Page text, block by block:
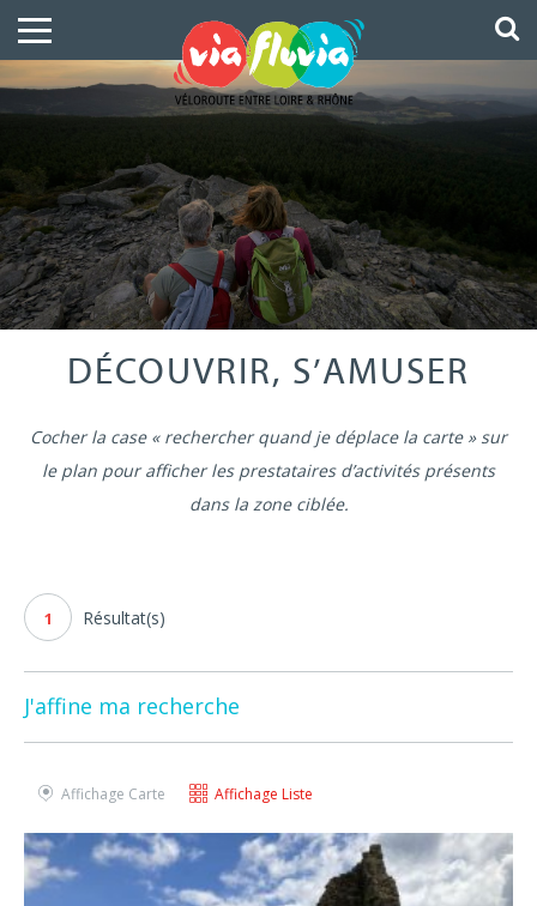
DÉCOUVRIR, S’AMUSER
Cocher la case « rechercher quand je déplace la carte » sur
le plan pour afficher les prestataires d’activités présents
dans la zone ciblée.
1 Résultat(s)
J'affine ma recherche
Affichage Carte Affichage Liste